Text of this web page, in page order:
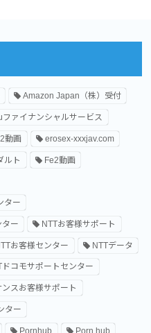
Amazon Japan（株）受付
ファイナンシャルサービス
動画 erosex-xxxjav.com
ルト Fe2動画
ター
ー NTTお客様サポート
お客様センター NTTデータ
ドコモサポートセンター
ンスお客様サポート
ター
Pornhub Porn hub